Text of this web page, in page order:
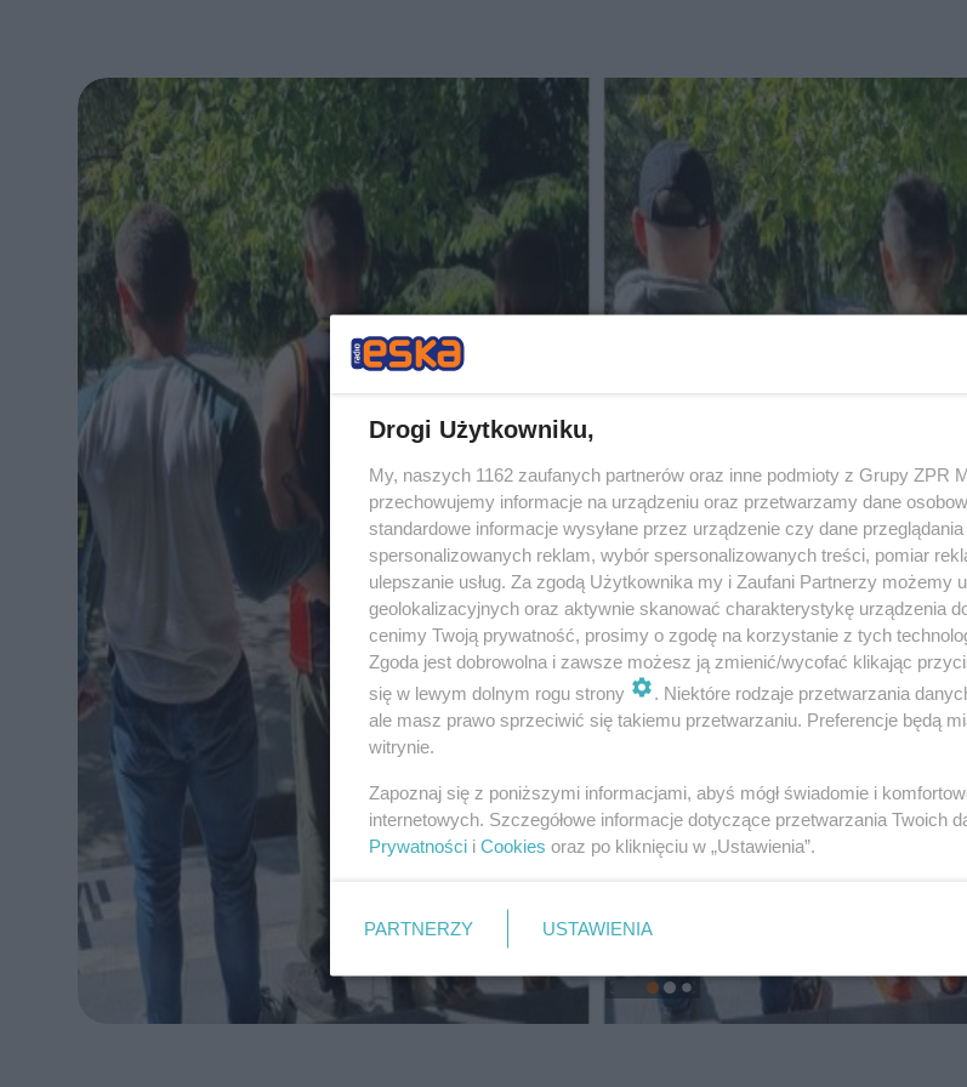
Drogi Użytkowniku,
My, naszych 1162 zaufanych partnerów oraz inne podmioty z Grupy ZPR
przechowujemy informacje na urządzeniu oraz przetwarzamy dane
standardowe informacje wysyłane przez urządzenie czy dane
spersonalizowanych reklam, wybór spersonalizowanych treści, pomiar
ulepszanie usług. Za zgodą Użytkownika my i Zaufani Partnerzy możemy
geolokalizacyjnych oraz aktywnie skanować charakterystykę urządzenia
cenimy Twoją prywatność, prosimy o zgodę na korzystanie z tych
Zgoda jest dobrowolna i zawsze możesz ją zmienić/wycofać klikając
się w lewym dolnym rogu strony
. Niektóre rodzaje przetwarzania
ale masz prawo sprzeciwić się takiemu przetwarzaniu. Preferencje będą
witrynie.
Zapoznaj się z poniższymi informacjami, abyś mógł świadomie i
internetowych. Szczegółowe informacje dotyczące przetwarzania Twoich
Prywatności i Cookies oraz po kliknięciu w „Ustawienia”.
PARTNERZY USTAWIENIA